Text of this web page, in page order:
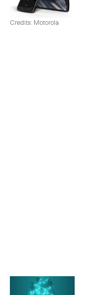
Credits: Motorola